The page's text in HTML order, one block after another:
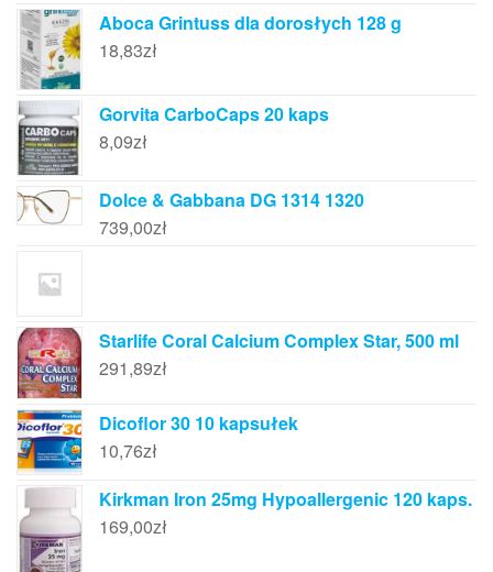
Aboca Grintuss dla dorosłych 128 g
18,83zł
Gorvita CarboCaps 20 kaps
8,09zł
Dolce & Gabbana DG 1314 1320
739,00zł
Starlife Coral Calcium Complex Star, 500 ml
291,89zł
Dicoflor 30 10 kapsułek
10,76zł
Kirkman Iron 25mg Hypoallergenic 120 kaps.
169,00zł